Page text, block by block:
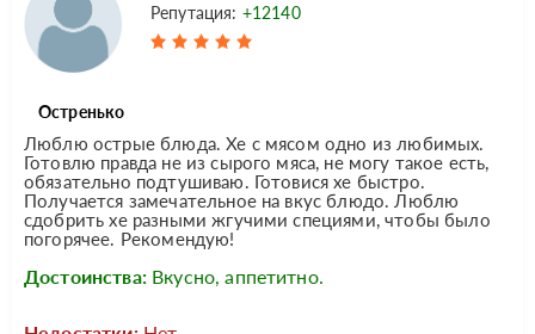
Репутация: +12140
Остренько
Люблю острые блюда. Хе с мясом одно из любимых.
Готовлю правда не из сырого мяса, не могу такое есть,
обязательно подтушиваю. Готовися хе быстро.
Получается замечательное на вкус блюдо. Люблю
сдобрить хе разными жгучими специями, чтобы было
погорячее. Рекомендую!
Достоинства: Вкусно, аппетитно.